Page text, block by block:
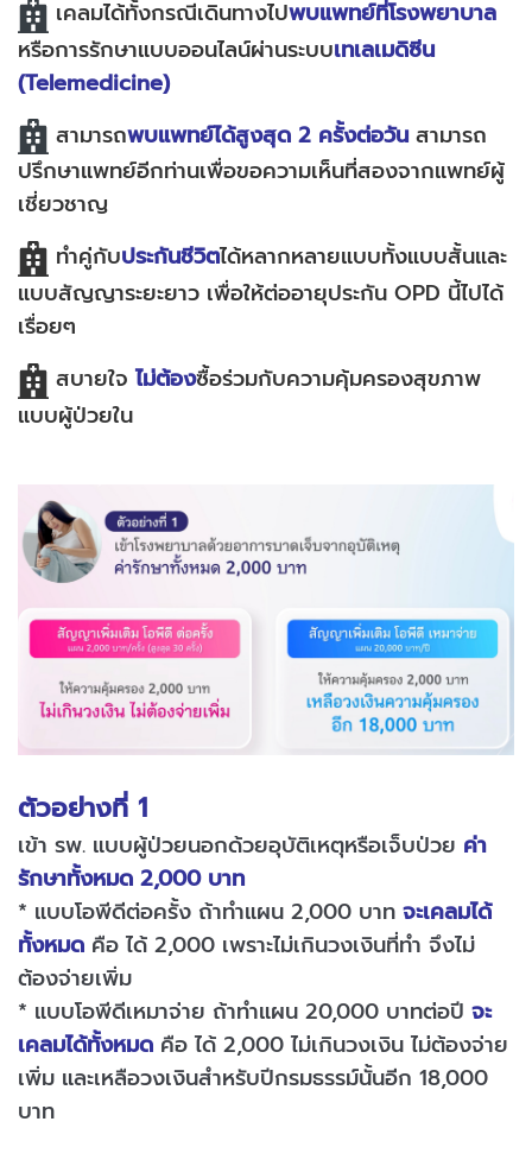
เคลมได้ทั้งกรณีเดินทางไปพบแพทย์ที่โรงพยาบาล
หรือการรักษาแบบออนไลน์ผ่านระบบเทเลเมดิซีน
(Telemedicine)
สามารถพบแพทย์ได้สูงสุด 2 ครั้งต่อวันสามารถ
ปรึกษาแพทย์อีกท่านเพื่อขอความเห็นที่สองจากแพทย์ผู้
เชี่ยวชาญ
ทำคู่กับประกันชีวิตได้หลากหลายแบบทั้งแบบสั้นและ
แบบสัญญาระยะยาว เพื่อให้ต่ออายุประกัน OPD นี้ไปได้
เรื่อยๆ
สบายใจไม่ต้องซื้อร่วมกับความคุ้มครองสุขภาพ
แบบผู้ป่วยใน
ตัวอย่างที่ 1
เข้า รพ. แบบผู้ป่วยนอกด้วยอุบัติเหตุหรือเจ็บป่วย ค่า
รักษาทั้งหมด 2,000 บาท
* แบบโอพีดีต่อครั้ง ถ้าทำแผน 2,000 บาท จะเคลมได้
ทั้งหมด คือ ได้ 2,000 เพราะไม่เกินวงเงินที่ทำ จึงไม่
ต้องจ่ายเพิ่ม
* แบบโอพีดีเหมาจ่าย ถ้าทำแผน 20,000 บาทต่อปี จะ
เคลมได้ทั้งหมด คือ ได้ 2,000 ไม่เกินวงเงิน ไม่ต้องจ่าย
เพิ่ม และเหลือวงเงินสำหรับปีกรมธรรม์นั้นอีก 18,000
บาท